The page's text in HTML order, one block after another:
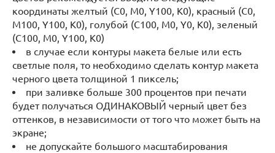
координаты желтый (C0, M0, Y100, K0), красный (C0,
M100, Y100, K0), голубой (C100, M0, Y0, K0), зеленый
(C100, M0, Y100, K0)
в случае если контуры макета белые или есть
светлые поля, то необходимо сделать контур макета
черного цвета толщиной 1 пиксель;
при заливке больше 300 процентов при печати
будет получаться ОДИНАКОВЫЙ черный цвет без
оттенков, в независимости от того что может быть на
экране;
не допускайте большого масштабирования